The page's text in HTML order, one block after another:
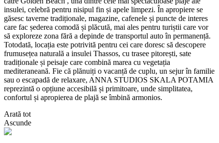
insulei, celebră pentru nisipul fin și apele limpezi. În apropiere se
găsesc taverne tradiționale, magazine, cafenele și puncte de interes
care fac șederea comodă și plăcută, mai ales pentru turiștii care vor
să exploreze zona fără a depinde de transportul auto în permanență.
Totodată, locația este potrivită pentru cei care doresc să descopere
frumusețea naturală a insulei Thassos, cu trasee pitorești, sate
tradiționale și peisaje care combină marea cu vegetația
mediteraneană. Fie că plănuiți o vacanță de cuplu, un sejur în familie
sau o escapadă de relaxare, ANNA STUDIOS SKALA POTAMIA
reprezintă o opțiune accesibilă și primitoare, unde simplitatea,
confortul și apropierea de plajă se îmbină armonios.
Arată tot
Ascunde